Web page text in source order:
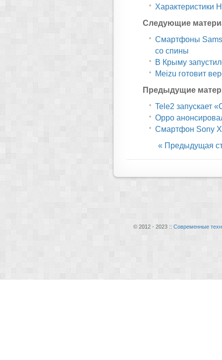
Характеристики
Следующие
Смартфоны
со спины
В Крыму
Meizu готовит
Предыдущие
Tele2 запускает
Oppo
Смартфон Sony
« Предыдущая
© 2012 - 2023 :: Современные